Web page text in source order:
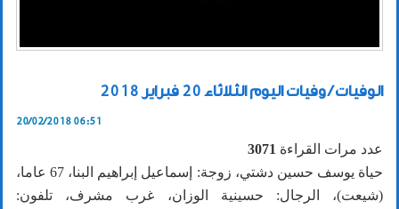
الوفيات / وفيات اليوم الثلاثاء 20 فبراير 2018
20/02/2018 06:51
عدد مرات القراءة 3071
حياة يوسف حسين دشتي، زوجة: إسماعيل إبراهيم البنا، 67 عاما،
(شيعت)، الرجال: حسينية الوزان، غرب مشرف، تلفون: